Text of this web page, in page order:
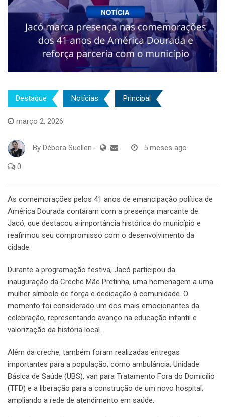
Destaque Notícias Principal
março 2, 2026
By Débora Suellen - 5 meses ago
0
As comemorações pelos 41 anos de emancipação política de
América Dourada contaram com a presença marcante de
Jacó, que destacou a importância histórica do município e
reafirmou seu compromisso com o desenvolvimento da
cidade.
Durante a programação festiva, Jacó participou da
inauguração da Creche Mãe Pretinha, uma homenagem a uma
mulher símbolo de força e dedicação à comunidade. O
momento foi considerado um dos mais emocionantes da
celebração, representando avanço na educação infantil e
valorização da história local.
Além da creche, também foram realizadas entregas
importantes para a população, como ambulância, Unidade
Básica de Saúde (UBS), van para Tratamento Fora do Domicílio
(TFD) e a liberação para a construção de um novo hospital,
ampliando a rede de atendimento em saúde.